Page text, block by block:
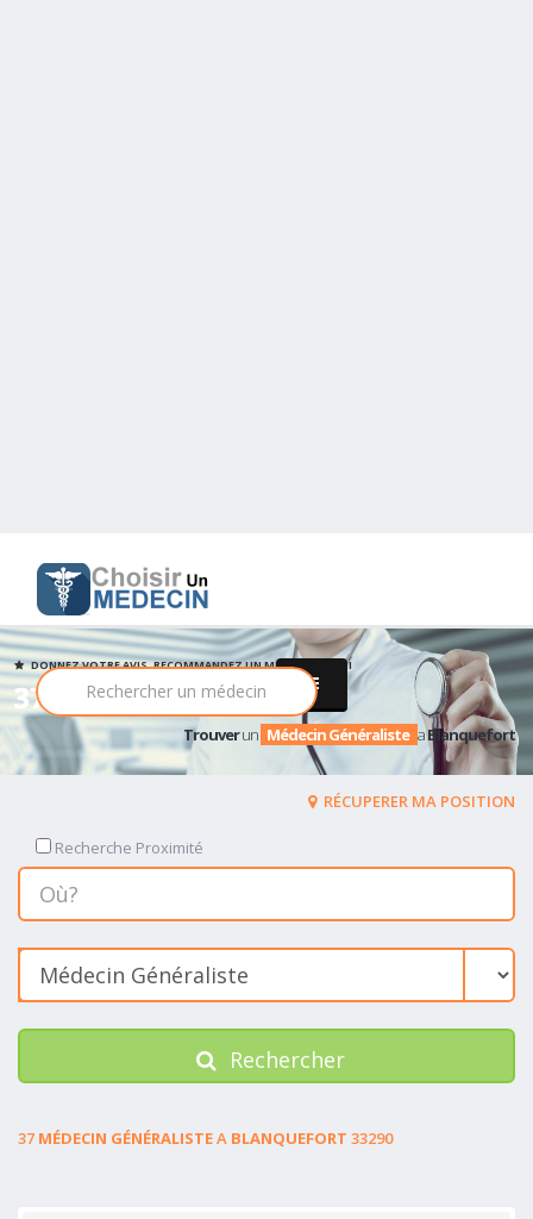
37 Médecin Généraliste
DONNEZ VOTRE AVIS, RECOMMANDEZ UN MEDECIN PARMI
Trouverun Médecin Généraliste aBlanquefort
RÉCUPERER MA POSITION
Recherche Proximité
Rechercher
37 MÉDECIN GÉNÉRALISTEA BLANQUEFORT 33290